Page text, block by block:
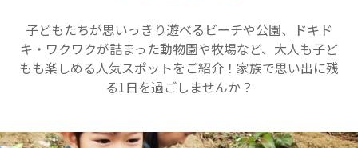
子どもたちが思いっきり遊べるビーチや公園、ドキド
キ・ワクワクが詰まった動物園や牧場など、大人も子ど
もも楽しめる人気スポットをご紹介！家族で思い出に残
る1日を過ごしませんか？